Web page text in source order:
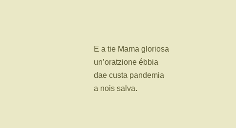
E a tie Mama gloriosa
un’oratzione ébbia
dae custa pandemia
a nois salva.